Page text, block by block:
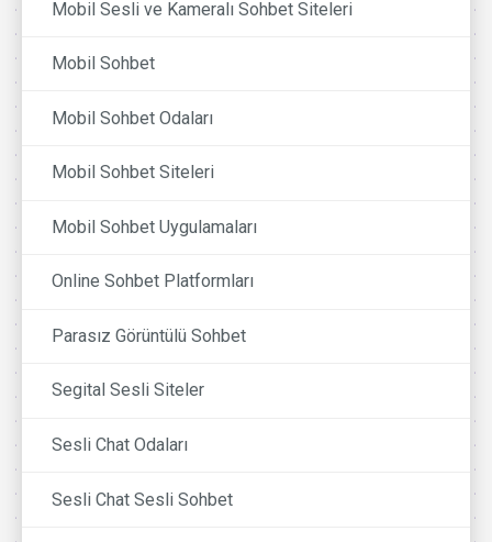
Mobil Sesli ve Kameralı Sohbet Siteleri
Mobil Sohbet
Mobil Sohbet Odaları
Mobil Sohbet Siteleri
Mobil Sohbet Uygulamaları
Online Sohbet Platformları
Parasız Görüntülü Sohbet
Segital Sesli Siteler
Sesli Chat Odaları
Sesli Chat Sesli Sohbet